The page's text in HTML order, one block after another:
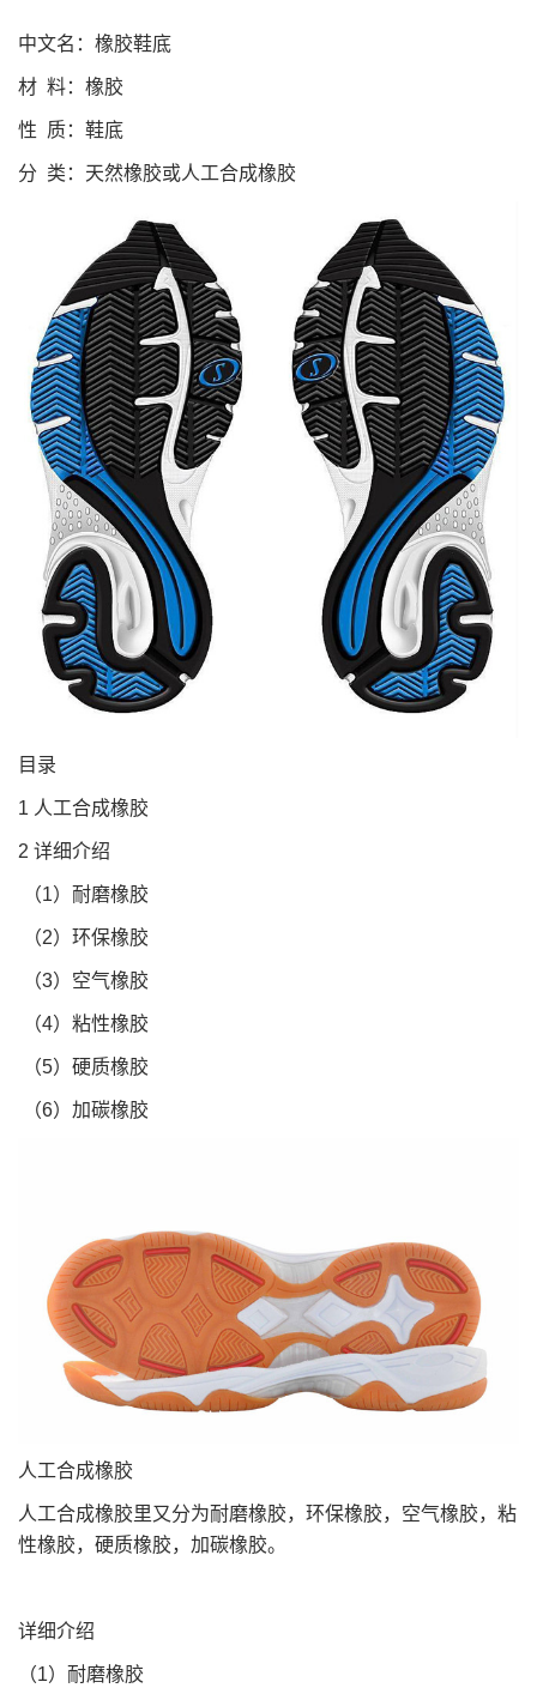
中文名：橡胶鞋底
材 料：橡胶
性 质：鞋底
分 类：天然橡胶或人工合成橡胶
目录
1 人工合成橡胶
2 详细介绍
（1）耐磨橡胶
（2）环保橡胶
（3）空气橡胶
（4）粘性橡胶
（5）硬质橡胶
（6）加碳橡胶
人工合成橡胶
人工合成橡胶里又分为耐磨橡胶，环保橡胶，空气橡胶，粘
性橡胶，硬质橡胶，加碳橡胶。
详细介绍
（1）耐磨橡胶